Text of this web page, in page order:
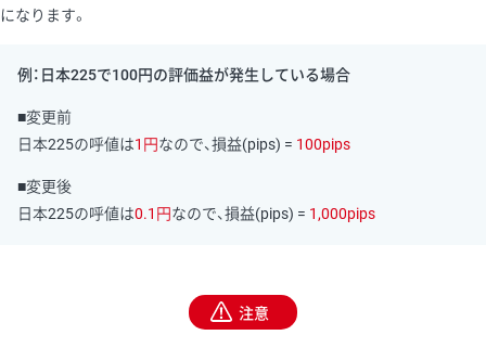
になります。
例：日本225で100円の評価益が発生している場合
■変更前
日本225の呼値は1円なので、損益(pips) = 100pips
■変更後
日本225の呼値は0.1円なので、損益(pips) = 1,000pips
注意